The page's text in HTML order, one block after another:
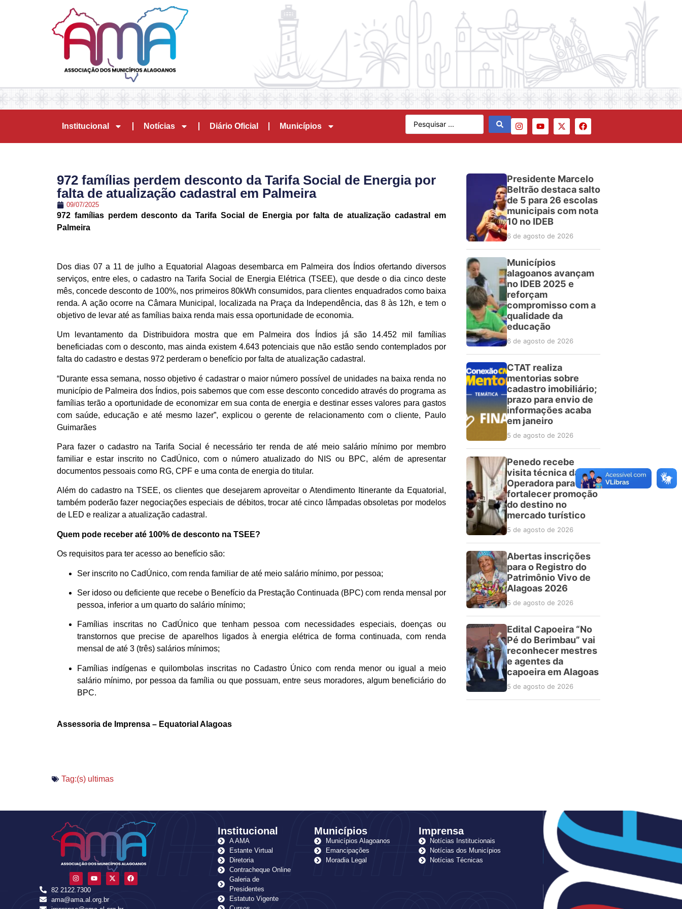
Institucional Notícias Diário Oficial Municípios
972 famílias perdem desconto da Tarifa Social de Energia por
falta de atualização cadastral em Palmeira
09/07/2025
972 famílias perdem desconto da Tarifa Social de Energia por falta de atualização cadastral em
Palmeira
Dos dias 07 a 11 de julho a Equatorial Alagoas desembarca em Palmeira dos Índios ofertando diversos
serviços, entre eles, o cadastro na Tarifa Social de Energia Elétrica (TSEE), que desde o dia cinco deste
mês, concede desconto de 100%, nos primeiros 80kWh consumidos, para clientes enquadrados como baixa
renda. A ação ocorre na Câmara Municipal, localizada na Praça da Independência, das 8 às 12h, e tem o
objetivo de levar até as famílias baixa renda mais essa oportunidade de economia.
Um levantamento da Distribuidora mostra que em Palmeira dos Índios já são 14.452 mil famílias
beneficiadas com o desconto, mas ainda existem 4.643 potenciais que não estão sendo contemplados por
falta do cadastro e destas 972 perderam o benefício por falta de atualização cadastral.
“Durante essa semana, nosso objetivo é cadastrar o maior número possível de unidades na baixa renda no
município de Palmeira dos Índios, pois sabemos que com esse desconto concedido através do programa as
famílias terão a oportunidade de economizar em sua conta de energia e destinar esses valores para gastos
com saúde, educação e até mesmo lazer”, explicou o gerente de relacionamento com o cliente, Paulo
Guimarães
Para fazer o cadastro na Tarifa Social é necessário ter renda de até meio salário mínimo por membro
familiar e estar inscrito no CadÚnico, com o número atualizado do NIS ou BPC, além de apresentar
documentos pessoais como RG, CPF e uma conta de energia do titular.
Além do cadastro na TSEE, os clientes que desejarem aproveitar o Atendimento Itinerante da Equatorial,
também poderão fazer negociações especiais de débitos, trocar até cinco lâmpadas obsoletas por modelos
de LED e realizar a atualização cadastral.
Quem pode receber até 100% de desconto na TSEE?
Os requisitos para ter acesso ao benefício são:
Ser inscrito no CadÚnico, com renda familiar de até meio salário mínimo, por pessoa;
Ser idoso ou deficiente que recebe o Benefício da Prestação Continuada (BPC) com renda mensal por
pessoa, inferior a um quarto do salário mínimo;
Famílias inscritas no CadÚnico que tenham pessoa com necessidades especiais, doenças ou
transtornos que precise de aparelhos ligados à energia elétrica de forma continuada, com renda
mensal de até 3 (três) salários mínimos;
Famílias indígenas e quilombolas inscritas no Cadastro Único com renda menor ou igual a meio
salário mínimo, por pessoa da família ou que possuam, entre seus moradores, algum beneficiário do
BPC.
Assessoria de Imprensa – Equatorial Alagoas
Presidente Marcelo
Beltrão destaca salto
de 5 para 26 escolas
municipais com nota
10 no IDEB
6 de agosto de 2026
Municípios
alagoanos avançam
no IDEB 2025 e
reforçam
compromisso com a
qualidade da
educação
6 de agosto de 2026
CTAT realiza
mentorias sobre
cadastro imobiliário;
prazo para envio de
informações acaba
em janeiro
5 de agosto de 2026
Penedo recebe
visita técnica da FRT
Operadora para
fortalecer promoção
do destino no
mercado turístico
5 de agosto de 2026
Abertas inscrições
para o Registro do
Patrimônio Vivo de
Alagoas 2026
5 de agosto de 2026
Edital Capoeira “No
Pé do Berimbau” vai
reconhecer mestres
e agentes da
capoeira em Alagoas
5 de agosto de 2026
Tag:(s) ultimas
82 2122.7300
ama@ama.al.org.br
Institucional
A AMA
Estante Virtual
Diretoria
Contracheque Online
Galeria de
Presidentes
Estatuto Vigente
Municípios
Municípios Alagoanos
Emancipações
Moradia Legal
Imprensa
Notícias Institucionais
Notícias dos Municípios
Notícias Técnicas